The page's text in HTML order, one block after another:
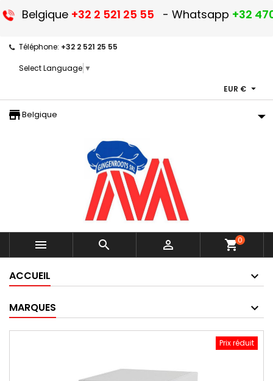
Belgique +32 2 521 25 55 - Whatsapp +32
Téléphone: +32 2 521 25 55
Select Language ▼
EUR € 
storefront
Belgique
   shopping_cart0
ACCUEIL
MARQUES
Prix réduit